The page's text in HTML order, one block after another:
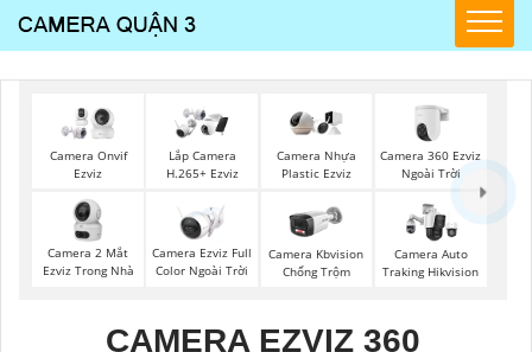
Camera Onvif
Ezviz
Lắp Camera
H.265+ Ezviz
Camera Nhựa
Plastic Ezviz
Camera 360 Ezviz
Ngoài Trời
Camera 2 Mắt
Ezviz Trong Nhà
Camera Ezviz Full
Color Ngoài Trời
Camera Kbvision
Chống Trộm
Camera Auto
Traking Hikvision
CAMERA EZVIZ 360